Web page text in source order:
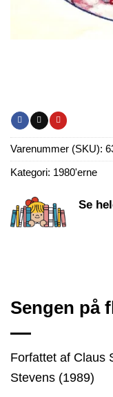
Varenummer (SKU):
Kategori: 1980'erne
Se
Sengen på
Forfattet af Claus
Stevens (1989)